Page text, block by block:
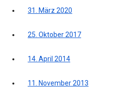
31. März 2020
25. Oktober 2017
14. April 2014
11. November 2013